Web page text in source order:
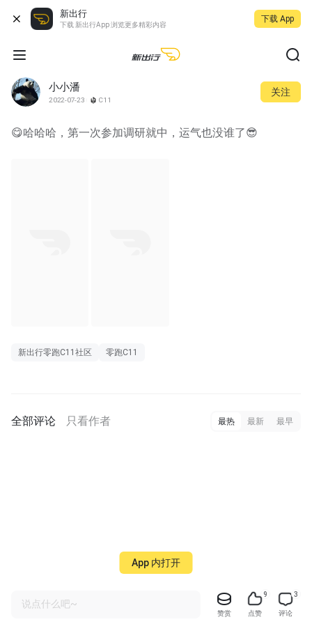
新出行
下载 新出行App 浏览更多精彩内容
下载 App
小小潘
2022-07-23 C11
关注
😋哈哈哈，第一次参加调研就中，运气也没谁了😎
新出行零跑C11社区 零跑C11
全部评论 只看作者 最热 最新 最早
说点什么吧~
赞赏
9
点赞
3
评论
App 内打开